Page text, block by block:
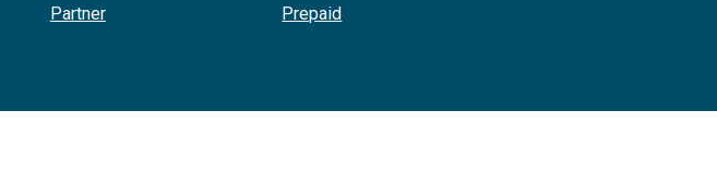
Partner Prepaid